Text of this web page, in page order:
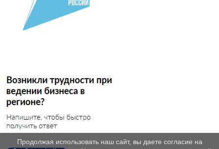
Продолжая использовать наш сайт, вы даете согласие на